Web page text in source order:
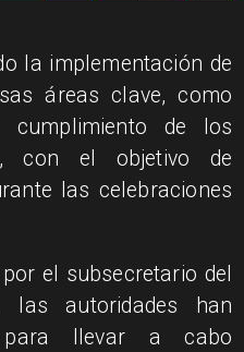
la implementación de
áreas clave, como
de los
con el objetivo de
las celebraciones
el subsecretario del
las autoridades han
para llevar a cabo